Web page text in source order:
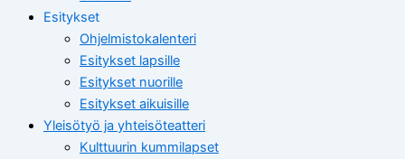
Esitykset
Ohjelmistokalenteri
Esitykset lapsille
Esitykset nuorille
Esitykset aikuisille
Yleisötyö ja yhteisöteatteri
Kulttuurin kummilapset